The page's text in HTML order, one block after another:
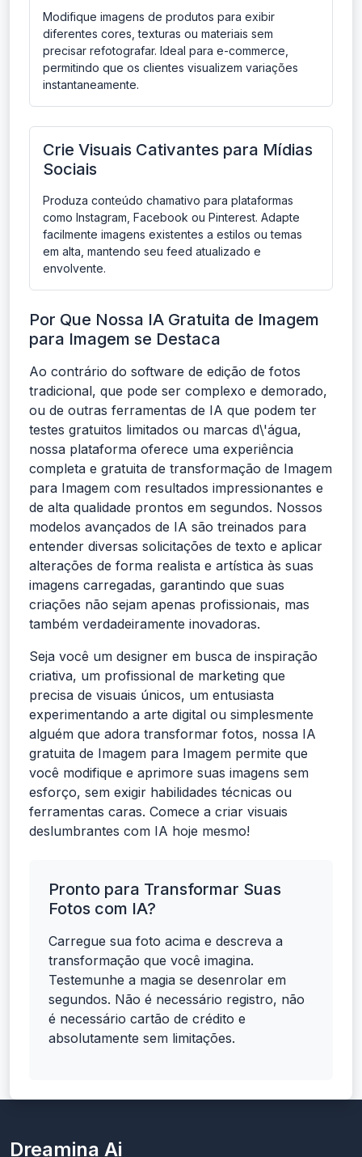
Modifique imagens de produtos para exibir
diferentes cores, texturas ou materiais sem
precisar refotografar. Ideal para e-commerce,
permitindo que os clientes visualizem variações
instantaneamente.
Crie Visuais Cativantes para Mídias
Sociais
Produza conteúdo chamativo para plataformas
como Instagram, Facebook ou Pinterest. Adapte
facilmente imagens existentes a estilos ou temas
em alta, mantendo seu feed atualizado e
envolvente.
Por Que Nossa IA Gratuita de Imagem
para Imagem se Destaca
Ao contrário do software de edição de fotos
tradicional, que pode ser complexo e demorado,
ou de outras ferramentas de IA que podem ter
testes gratuitos limitados ou marcas d\'água,
nossa plataforma oferece uma experiência
completa e gratuita de transformação de Imagem
para Imagem com resultados impressionantes e
de alta qualidade prontos em segundos. Nossos
modelos avançados de IA são treinados para
entender diversas solicitações de texto e aplicar
alterações de forma realista e artística às suas
imagens carregadas, garantindo que suas
criações não sejam apenas profissionais, mas
também verdadeiramente inovadoras.
Seja você um designer em busca de inspiração
criativa, um profissional de marketing que
precisa de visuais únicos, um entusiasta
experimentando a arte digital ou simplesmente
alguém que adora transformar fotos, nossa IA
gratuita de Imagem para Imagem permite que
você modifique e aprimore suas imagens sem
esforço, sem exigir habilidades técnicas ou
ferramentas caras. Comece a criar visuais
deslumbrantes com IA hoje mesmo!
Pronto para Transformar Suas
Fotos com IA?
Carregue sua foto acima e descreva a
transformação que você imagina.
Testemunhe a magia se desenrolar em
segundos. Não é necessário registro, não
é necessário cartão de crédito e
absolutamente sem limitações.
Dreamina Ai